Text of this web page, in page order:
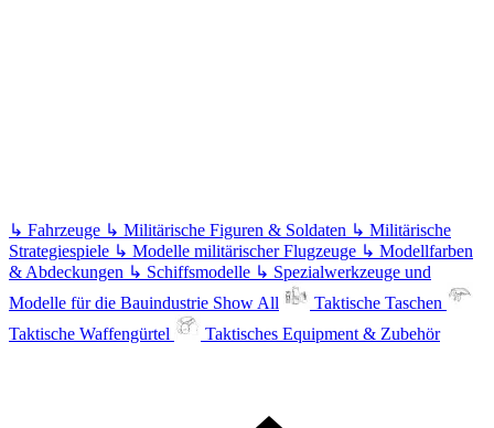
↳ Fahrzeuge ↳ Militärische Figuren & Soldaten ↳ Militärische
Strategiespiele ↳ Modelle militärischer Flugzeuge ↳ Modellfarben
& Abdeckungen ↳ Schiffsmodelle ↳ Spezialwerkzeuge und
Modelle für die Bauindustrie Show All
Taktische Taschen
Taktische Waffengürtel
Taktisches Equipment & Zubehör